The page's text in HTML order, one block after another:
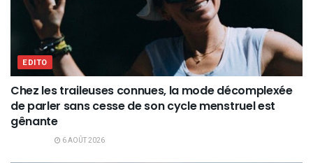
EDITO
Chez les traileuses connues, la mode décomplexée
de parler sans cesse de son cycle menstruel est
gênante
6 AOÛT 2026